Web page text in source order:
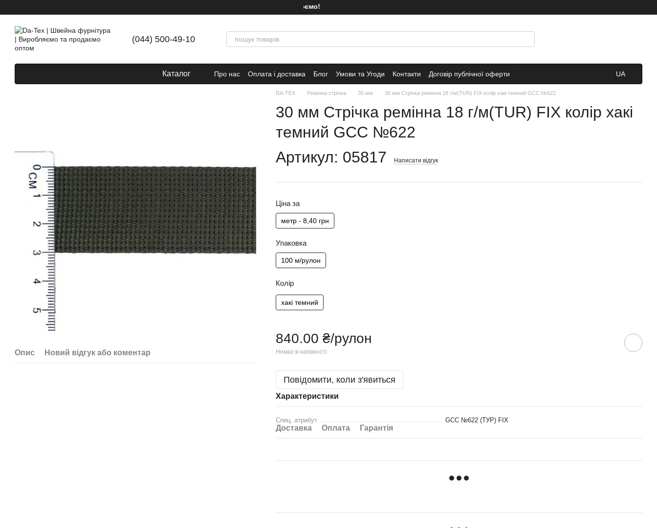
Ми працюємо!
(044) 500-49-10
Каталог Про нас Оплата і доставка Блог Умови та Угоди Контакти Договір публічної оферти UA
Опис Новий відгук або коментар
DA-TEX Ремінна стрічка 30 мм 30 мм Стрічка ремінна 18 г/м(TUR) FIX колір хакі темний GCC №622
30 мм Стрічка ремінна 18 г/м(TUR) FIX колір хакі
темний GCC №622
Артикул: 05817
Написати відгук
Ціна за
метр - 8,40 грн
Упаковка
100 м/рулон
Колір
хакі темний
840.00 ₴/рулон
Немає в наявності
Повідомити, коли з'явиться
Характеристики
Спец. атрибут GCC №622 (ТУР) FIX
Доставка Оплата Гарантія